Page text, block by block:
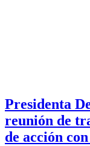
Presidenta
reunión de
de acción